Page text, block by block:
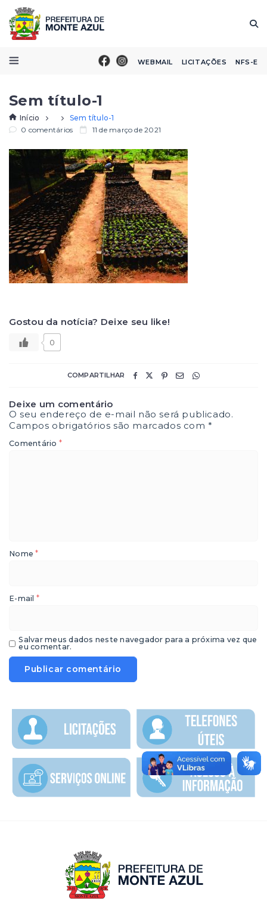
WEBMAIL LICITAÇÕES NFS-E
Sem título-1
Início
Sem título-1
0 comentários
11 de março de 2021
Gostou da notícia? Deixe seu like!
0
COMPARTILHAR
Deixe um comentário
O seu endereço de e-mail não será publicado.
Campos obrigatórios são marcados com*
Comentário *
Nome*
E-mail *
Salvar meus dados neste navegador para a próxima vez que
eu comentar.